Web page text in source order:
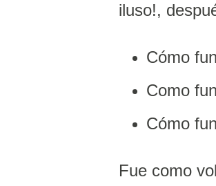
iluso!,
Cómo
Como
Cómo
Fue como